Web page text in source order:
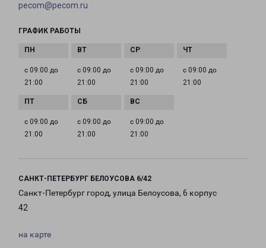
pecom@pecom.ru
ГРАФИК РАБОТЫ
с 09:00 до
21:00
с 09:00 до
21:00
с 09:00 до
21:00
с 09:00 до
21:00
с 09:00 до
21:00
с 09:00 до
21:00
с 09:00 до
21:00
САНКТ-ПЕТЕРБУРГ БЕЛОУСОВА 6/42
Санкт-Петербург город, улица Белоусова, 6 корпус
42
на карте